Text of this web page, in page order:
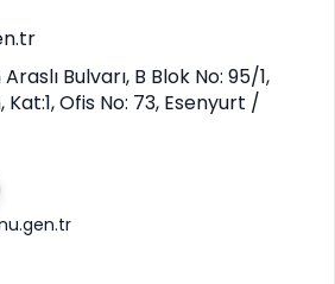
Bulvarı, B Blok No: 95/1,
Ofis No: 73, Esenyurt /